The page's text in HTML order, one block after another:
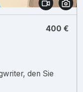
400 €
den Sie